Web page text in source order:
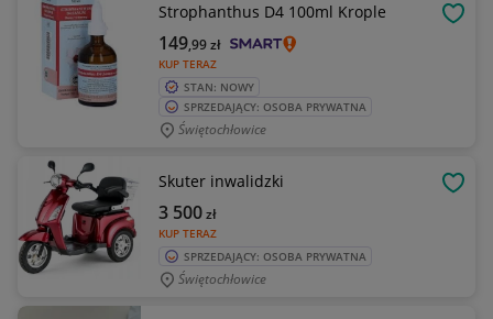
Strophanthus D4 100ml Krople
KUP TERAZ
149,99zł
STAN: NOWY
SPRZEDAJĄCY: OSOBA PRYWATNA
Świętochłowice
Skuter inwalidzki
KUP TERAZ
3 500zł
SPRZEDAJĄCY: OSOBA PRYWATNA
Świętochłowice